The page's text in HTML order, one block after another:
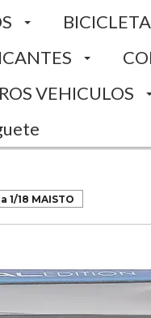
VEHICULOS
1/18 MAISTO